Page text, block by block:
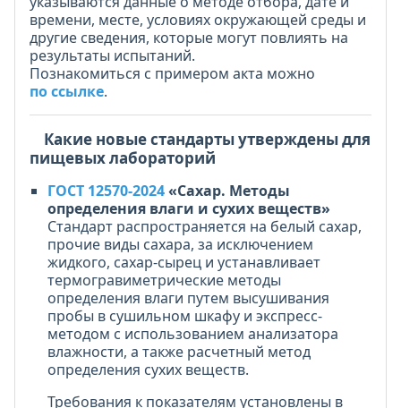
времени, месте, условиях окружающей среды и
другие сведения, которые могут повлиять на
результаты испытаний.
Познакомиться с примером акта можно
по ссылке.
Какие новые стандарты утверждены для
пищевых лабораторий
ГОСТ 12570-2024«Сахар. Методы
определения влаги и сухих веществ»
Стандарт распространяется на белый сахар,
прочие виды сахара, за исключением
жидкого, сахар-сырец и устанавливает
термогравиметрические методы
определения влаги путем высушивания
пробы в сушильном шкафу и экспресс-
методом с использованием анализатора
влажности, а также расчетный метод
определения сухих веществ.
Требования к показателям установлены в